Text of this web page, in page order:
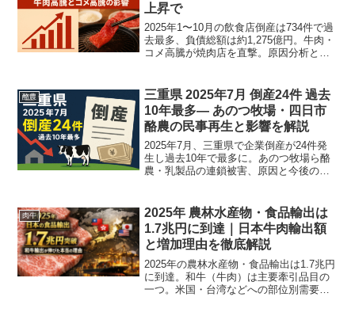
上昇で
2025年1〜10月の飲食店倒産は734件で過
去最多、負債総額は約1,275億円。牛肉・
コメ高騰が焼肉店を直撃。原因分析と現
酪農
三重県 2025年7月 倒産24件 過去
10年最多— あのつ牧場・四日市
酪農の民事再生と影響を解説
2025年7月、三重県で企業倒産が24件発
生し過去10年で最多に。あのつ牧場ら酪
農・乳製品の連鎖被害、原因と今後の見
肉牛
2025年 農林水産物・食品輸出は
1.7兆円に到達｜日本牛肉輸出額
と増加理由を徹底解説
2025年の農林水産物・食品輸出は1.7兆円
に到達。和牛（牛肉）は主要牽引品目の
一つ。米国・台湾などへの部位別需要と